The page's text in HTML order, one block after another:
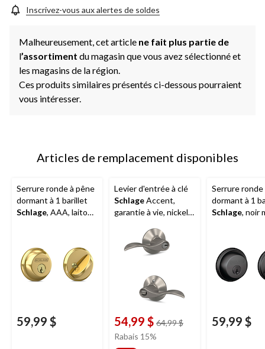
Inscrivez-vous aux alertes de soldes
Malheureusement, cet article ne fait plus partie de
l’assortiment du magasin que vous avez sélectionné et
les magasins de la région.
Ces produits similaires présentés ci-dessous pourraient
vous intéresser.
Articles de remplacement disponibles
Serrure ronde à pêne
dormant à 1 barillet
Schlage, AAA, laiton
59,99 $
Levier d'entrée à clé
SchlageAccent,
garantie à vie, nickel
54,99 $ 64,99 $prix
Rabais 15%
Serrure ronde
dormant à 1
Schlage, noir
59,99 $